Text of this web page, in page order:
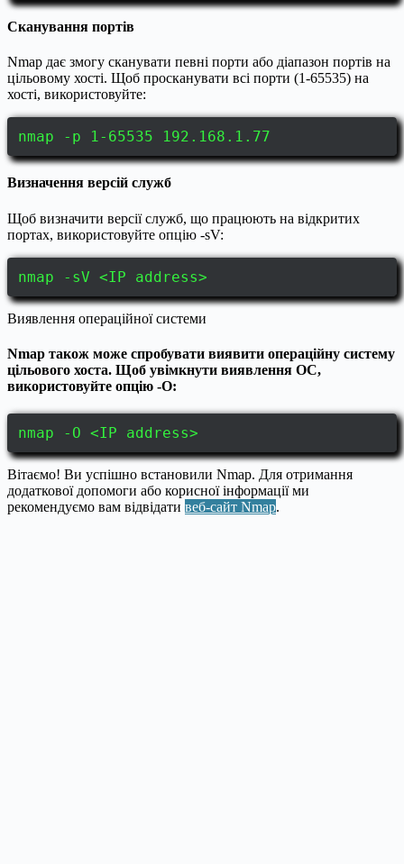
Сканування портів
Nmap дає змогу сканувати певні порти або діапазон портів на
цільовому хості. Щоб просканувати всі порти (1-65535) на
хості, використовуйте:
nmap -p 1-65535 192.168.1.77
Визначення версій служб
Щоб визначити версії служб, що працюють на відкритих
портах, використовуйте опцію -sV:
nmap -sV <IP address>
Виявлення операційної системи
Nmap також може спробувати виявити операційну систему
цільового хоста. Щоб увімкнути виявлення ОС,
використовуйте опцію -O:
nmap -O <IP address>
Вітаємо! Ви успішно встановили Nmap. Для отримання
додаткової допомоги або корисної інформації ми
рекомендуємо вам відвідати веб-сайт Nmap.